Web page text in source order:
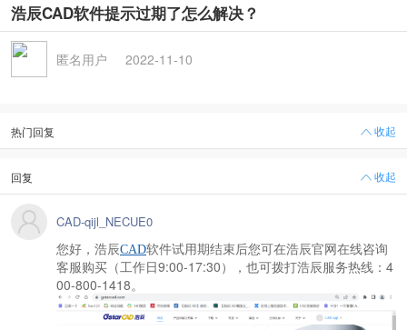
浩辰CAD软件提示过期了怎么解决？
匿名用户 2022-11-10
热门回复 收起
回复 收起
CAD-qijl_NECUE0
您好，浩辰CAD软件试用期结束后您可在浩辰官网在线咨询
客服购买 （工作日 9:00-17:30 ）， 也可拨打浩辰服务热线： 4
00-800-1418。